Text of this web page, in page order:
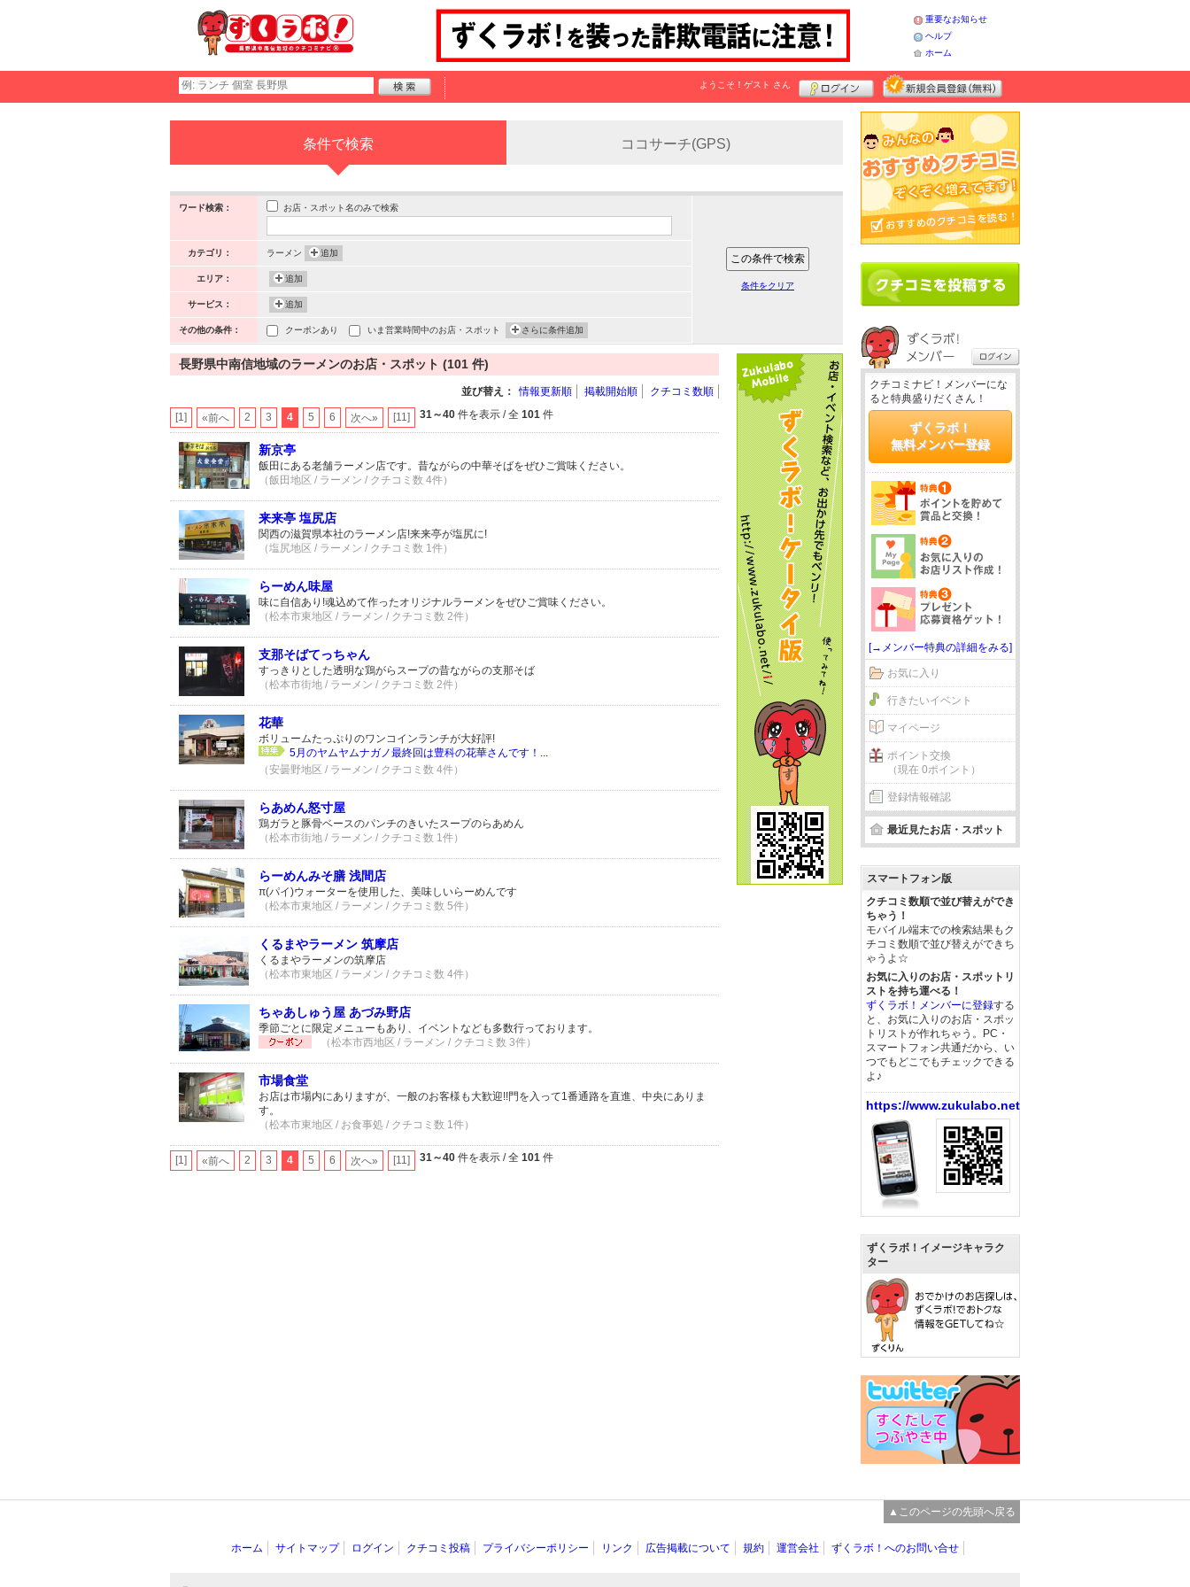
重要なお知らせ
ヘルプ
ホーム
ようこそ！ ゲスト さん
条件で検索 ココサーチ(GPS)
ワード検索： お店・スポット名のみで検索
カテゴリ： ラーメン 追加
エリア： 追加
サービス： 追加
その他の条件： クーポンあり いま営業時間中のお店・スポット さらに条件追加
条件をクリア
長野県中南信地域のラーメンのお店・スポット (101 件)
並び替え： 情報更新順 掲載開始順 クチコミ数順
[1] «前へ 2 3 4 5 6 次へ» [11] 31～40 件を表示 / 全 101 件
新京亭
飯田にある老舗ラーメン店です。昔ながらの中華そばをぜひご賞味ください。
（飯田地区 / ラーメン / クチコミ数 4件）
来来亭 塩尻店
関西の滋賀県本社のラーメン店!来来亭が塩尻に!
（塩尻地区 / ラーメン / クチコミ数 1件）
らーめん味屋
味に自信あり!魂込めて作ったオリジナルラーメンをぜひご賞味ください。
（松本市東地区 / ラーメン / クチコミ数 2件）
支那そばてっちゃん
すっきりとした透明な鶏がらスープの昔ながらの支那そば
（松本市街地 / ラーメン / クチコミ数 2件）
花華
ボリュームたっぷりのワンコインランチが大好評!
5月のヤムヤムナガノ最終回は豊科の花華さんです！...
（安曇野地区 / ラーメン / クチコミ数 4件）
らあめん怒寸屋
鶏ガラと豚骨ベースのパンチのきいたスープのらあめん
（松本市街地 / ラーメン / クチコミ数 1件）
らーめんみそ膳 浅間店
π(パイ)ウォーターを使用した、美味しいらーめんです
（松本市東地区 / ラーメン / クチコミ数 5件）
くるまやラーメン 筑摩店
くるまやラーメンの筑摩店
（松本市東地区 / ラーメン / クチコミ数 4件）
ちゃあしゅう屋 あづみ野店
季節ごとに限定メニューもあり、イベントなども多数行っております。
（松本市西地区 / ラーメン / クチコミ数 3件）
市場食堂
お店は市場内にありますが、一般のお客様も大歓迎!!門を入って1番通路を直進、中央にありま
す。
（松本市東地区 / お食事処 / クチコミ数 1件）
[1] «前へ 2 3 4 5 6 次へ» [11] 31～40 件を表示 / 全 101 件
クチコミナビ！メンバーにな
ると特典盛りだくさん！
ずくラボ！
無料メンバー登録
[→メンバー特典の詳細をみる]
お気に入り
行きたいイベント
マイページ
ポイント交換
（現在 0ポイント）
登録情報確認
最近見たお店・スポット
スマートフォン版
クチコミ数順で並び替えができ
ちゃう！
モバイル端末での検索結果もク
チコミ数順で並び替えができち
ゃうよ☆
お気に入りのお店・スポットリ
ストを持ち運べる！
ずくラボ！メンバーに登録する
と、お気に入りのお店・スポッ
トリストが作れちゃう。PC・
スマートフォン共通だから、い
つでもどこでもチェックできる
よ♪
https://www.zukulabo.net/
ずくラボ！イメージキャラク
ター
▲このページの先頭へ戻る
ホーム サイトマップ ログイン クチコミ投稿 プライバシーポリシー リンク 広告掲載について 規約 運営会社 ずくラボ！へのお問い合せ